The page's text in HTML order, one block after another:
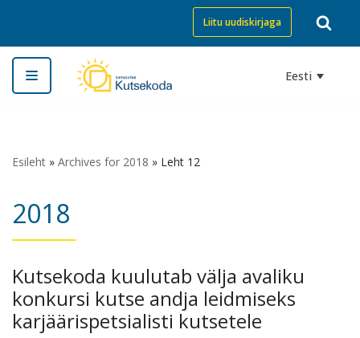
Skip
to
content
Liitu uudiskirjaga
Eesti
Esileht » Archives for 2018 » Leht 12
2018
Kutsekoda kuulutab välja avaliku
konkursi kutse andja leidmiseks
karjäärispetsialisti kutsetele